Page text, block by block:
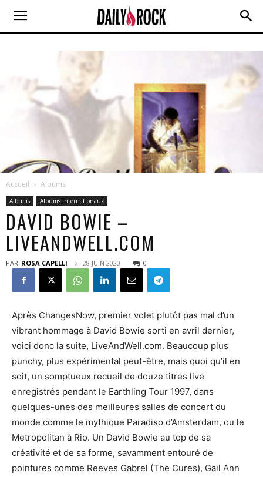
Accueil Albums
Albums Albums Internationaux
DAVID BOWIE –
LIVEANDWELL.COM
PAR ROSA CAPELLI 28 JUIN 2020 0
Après ChangesNow, premier volet plutôt pas mal d’un
vibrant hommage à David Bowie sorti en avril dernier,
voici donc la suite, LiveAndWell.com. Beaucoup plus
punchy, plus expérimental peut-être, mais quoi qu’il en
soit, un somptueux recueil de douze titres live
enregistrés pendant le Earthling Tour 1997, dans
quelques-unes des meilleures salles de concert du
monde comme le mythique Paradiso d’Amsterdam, ou le
Metropolitan à Rio. Un David Bowie au top de sa
créativité et de sa forme, savamment entouré de
pointures comme Reeves Gabrel (The Cures), Gail Ann